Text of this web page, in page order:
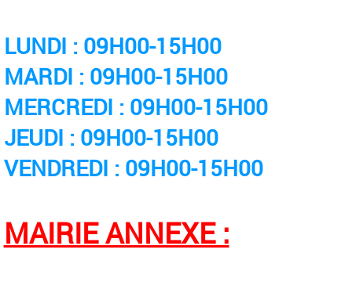
LUNDI : 09H00-15H00
MARDI : 09H00-15H00
MERCREDI : 09H00-15H00
JEUDI : 09H00-15H00
VENDREDI : 09H00-15H00
MAIRIE ANNEXE :